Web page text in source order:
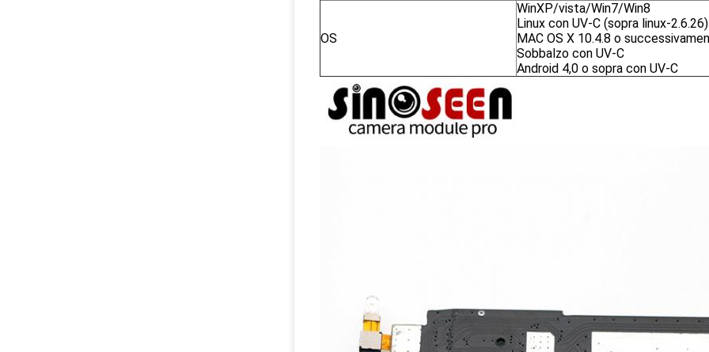
OS
WinXP/vista/Win7/Win8
Linux con UV-C (sopra linux-2.6.26)
MAC OS X 10.4.8 o
Sobbalzo con UV-C
Android 4,0 o sopra con UV-C